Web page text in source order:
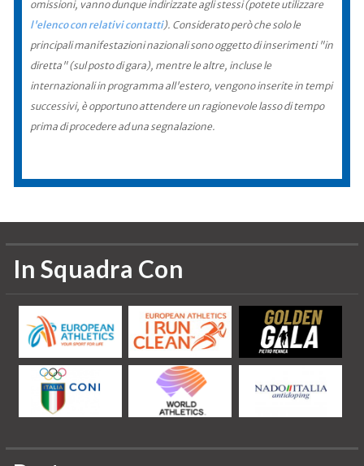
omissioni, vanno dunque indirizzate agli stessi (potete utilizzare
l'elenco con relativi contatti). Considerato però che solo le
principali manifestazioni nazionali sono oggetto di inserimenti "in
diretta" (sul posto di gara), mentre le altre, incluse le
internazionali in programma all'estero, vengono inserite in tempi
successivi, è opportuno attendere un ragionevole lasso di tempo
prima di procedere ad una segnalazione.
In Squadra Con